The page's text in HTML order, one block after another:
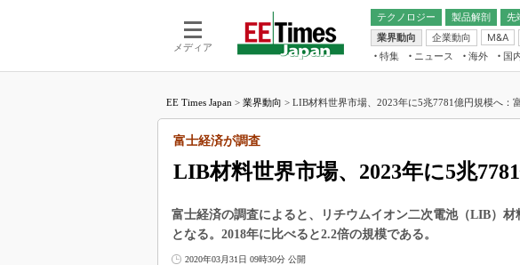
メディア
テクノロジー 製品解剖
先
電池／エネルギー
アナログ
マイコン
業界動向
企業動向 M&A
フ
読
特集 ニュース 海外 国
福田昭のデバイス通信
大山聡の業界スコープ
リタイア直前エンジニアの社会人大
学漂流記
電子ブックレット
EE Times Japan > 業界動向 > LIB材料世界市場、2023年に5兆7781億円規模へ：富
LIB材料世界市場、2023年に5兆
富士経済が調査
富士経済の調査によると、リチウムイオン二次電池（LIB）材
となる。2018年に比べると2.2倍の規模である。
2020年03月31日 09時30分 公開